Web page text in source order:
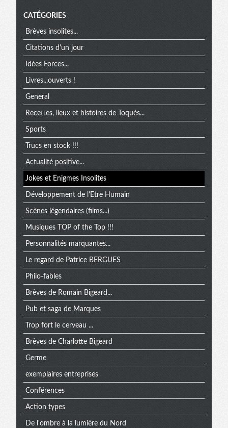
CATÉGORIES
Brèves insolites...
Citations d'un jour
Idées Forces...
Livres...ouverts !
General
Recettes, lieux et histoires de Toqués...
Sports
Trucs en stock !!!
Actualité positive...
Jokes et Enigmes Insolites
Développement de l'Etre Humain
Scènes légendaires (films...)
Musiques TOP of the Top !!!
Personnalités marquantes...
Le regard de Patrice BERGUES
Philo-fables
Brèves de Romain Bigeard...
Pub et saga de Marques
Trop fort le cerveau ...
Brèves de Charlotte Bigeard
Germe
exemplaires entreprises
Conférences
Action types
De l'ombre à la lumière du Nord